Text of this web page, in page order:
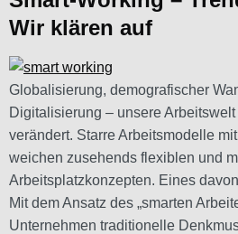
Wir klären auf
Globalisierung, demografischer
Digitalisierung – unsere
verändert. Starre Arbeitsmodelle
weichen zusehends flexiblen und
Arbeitsplatzkonzepten. Eines
Mit dem Ansatz des „smarten
Unternehmen traditionelle